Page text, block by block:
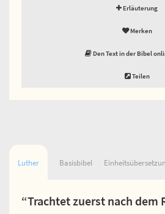
Erläuterung
Merken
Den Text in der Bibel
Teilen
Luther Basisbibel
“Trachtet zuerst nach dem